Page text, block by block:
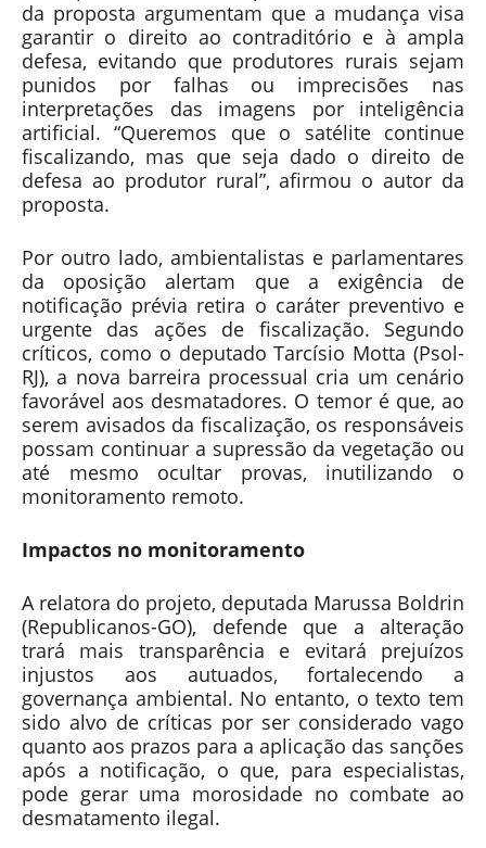
da proposta argumentam que a mudança visa
garantir o direito ao contraditório e à ampla
defesa, evitando que produtores rurais sejam
punidos por falhas ou imprecisões nas
interpretações das imagens por inteligência
artificial. “Queremos que o satélite continue
fiscalizando, mas que seja dado o direito de
defesa ao produtor rural”, afirmou o autor da
proposta.
Por outro lado, ambientalistas e parlamentares
da oposição alertam que a exigência de
notificação prévia retira o caráter preventivo e
urgente das ações de fiscalização. Segundo
críticos, como o deputado Tarcísio Motta (Psol-
RJ), a nova barreira processual cria um cenário
favorável aos desmatadores. O temor é que, ao
serem avisados da fiscalização, os responsáveis
possam continuar a supressão da vegetação ou
até mesmo ocultar provas, inutilizando o
monitoramento remoto.
Impactos no monitoramento
A relatora do projeto, deputada Marussa Boldrin
(Republicanos-GO), defende que a alteração
trará mais transparência e evitará prejuízos
injustos aos autuados, fortalecendo a
governança ambiental. No entanto, o texto tem
sido alvo de críticas por ser considerado vago
quanto aos prazos para a aplicação das sanções
após a notificação, o que, para especialistas,
pode gerar uma morosidade no combate ao
desmatamento ilegal.